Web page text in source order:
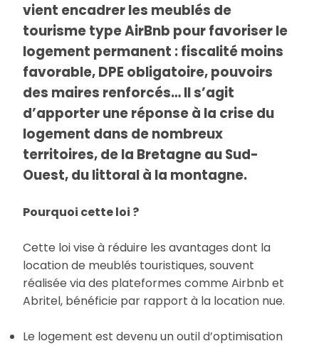
vient encadrer les meublés de
tourisme type AirBnb pour favoriser le
logement permanent : fiscalité moins
favorable, DPE obligatoire, pouvoirs
des maires renforcés… Il s’agit
d’apporter une réponse à la crise du
logement dans de nombreux
territoires, de la Bretagne au Sud-
Ouest, du littoral à la montagne.
Pourquoi cette loi ?
Cette loi vise à réduire les avantages dont la
location de meublés touristiques, souvent
réalisée via des plateformes comme Airbnb et
Abritel, bénéficie par rapport à la location nue.
Le logement est devenu un outil d’optimisation